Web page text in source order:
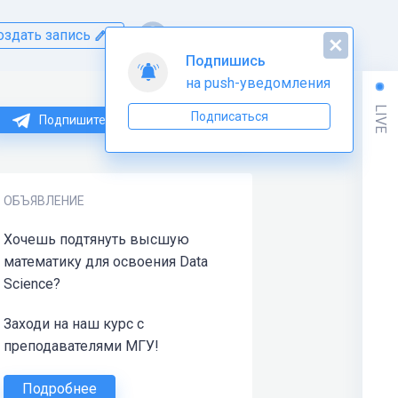
запись
Подпишитесь на нас в Telegram
ОБЪЯВЛЕНИЕ
Хочешь подтянуть высшую
математику для освоения Data
Science?
Заходи на наш курс с
преподавателями МГУ!
Подробнее
LIVE
Подпишись
на push-уведомления
Подписаться